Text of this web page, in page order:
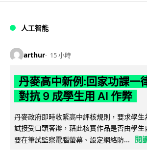
人工智能
arthur 15 小時
丹麥高中新例:回家功課一
對抗 9 成學生用 AI 作弊
丹麥政府即時收緊高中評核規則，要求學
試接受口頭答辯，藉此核實作品是否由學
要在筆試監察電腦螢幕、設定網絡防...
閱